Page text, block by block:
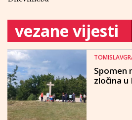
vezane vijesti
Spomen
zločina u